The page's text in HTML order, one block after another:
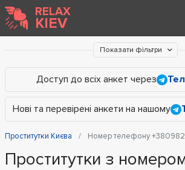
RELAX
KIEV
Показати фільтри
Доступ до всіх анкет через
Нові та перевірені анкети на нашому
Проститутки Києва Номер телефону
Проститутки з